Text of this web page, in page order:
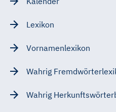
Lexikon
Vornamenlexikon
Wahrig
Wahrig